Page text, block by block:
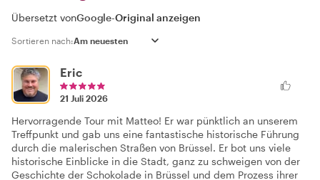
Übersetzt vonGoogle-Original anzeigen
Sortieren nach:
Eric
21 Juli 2026
Hervorragende Tour mit Matteo! Er war pünktlich an unserem
Treffpunkt und gab uns eine fantastische historische Führung
durch die malerischen Straßen von Brüssel. Er bot uns viele
historische Einblicke in die Stadt, ganz zu schweigen von der
Geschichte der Schokolade in Brüssel und dem Prozess ihrer